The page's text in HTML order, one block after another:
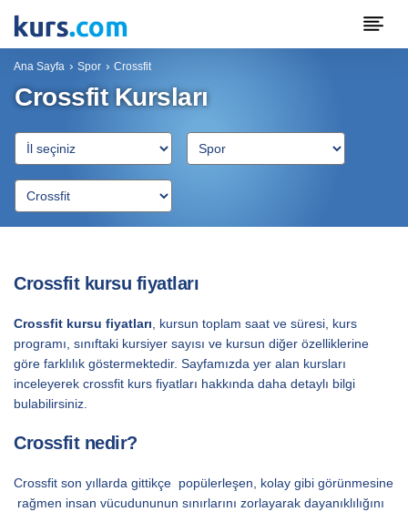
Ana Sayfa Spor Crossfit
Crossfit Kursları
Crossfit kursu fiyatları
Crossfit kursu fiyatları , kursun toplam saat ve süresi, kurs
programı, sınıftaki kursiyer sayısı ve kursun diğer özelliklerine
göre farklılık göstermektedir. Sayfamızda yer alan kursları
inceleyerek crossfit kurs fiyatları hakkında daha detaylı bilgi
bulabilirsiniz.
Crossfit nedir?
Crossfit son yıllarda gittikçe popülerleşen, kolay gibi görünmesine
rağmen insan vücudununun sınırlarını zorlayarak dayanıklılığını